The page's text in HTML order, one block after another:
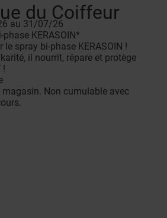
du Coiffeur
au 31/07/26
KERASOIN*
le spray bi-phase KERASOIN !
il nourrit, répare et protège
!
Non cumulable avec